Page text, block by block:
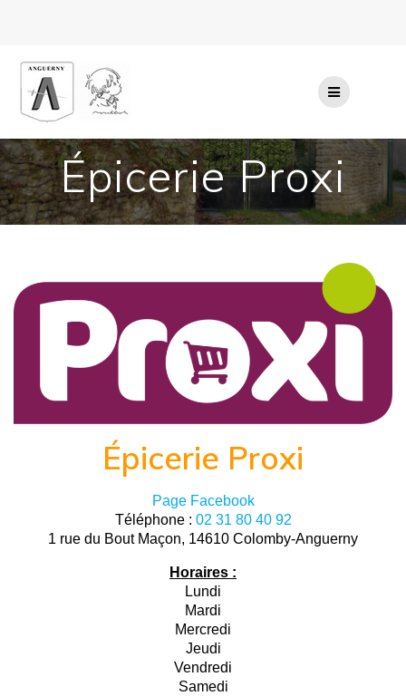
Épicerie Proxi
Épicerie Proxi
Page Facebook
Téléphone : 02 31 80 40 92
1 rue du Bout Maçon, 14610 Colomby-Anguerny
Horaires :
Lundi
Mardi
Mercredi
Jeudi
Vendredi
Samedi